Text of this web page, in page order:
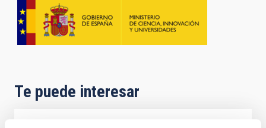
Te puede interesar